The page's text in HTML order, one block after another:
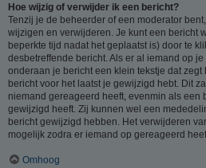
Hoe wijzig of verwijder ik een bericht?
Tenzij je de beheerder of een moderator
wijzigen en verwijderen. Je kunt een bericht
beperkte tijd nadat het geplaatst is) door te
desbetreffende bericht. Als er al iemand op
onderaan je bericht een klein tekstje dat
bericht voor het laatst je gewijzigd hebt. Dit
niemand gereageerd heeft, evenmin als een
gewijzigd heeft. Zij kunnen wel een
bericht gewijzigd hebben. Het verwijderen
mogelijk zodra er iemand op gereageerd
Omhoog